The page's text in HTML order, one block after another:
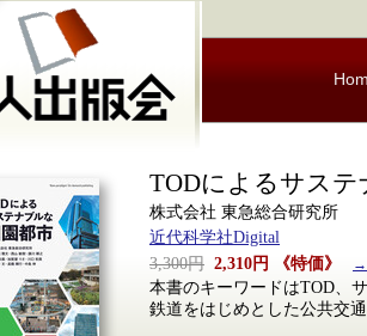
TODによるサス
株式会社 東急総合研究所
近代科学社Digital
3,300円 2,310円 《特価》 →
本書のキーワードはTOD、
鉄道をはじめとした公共交